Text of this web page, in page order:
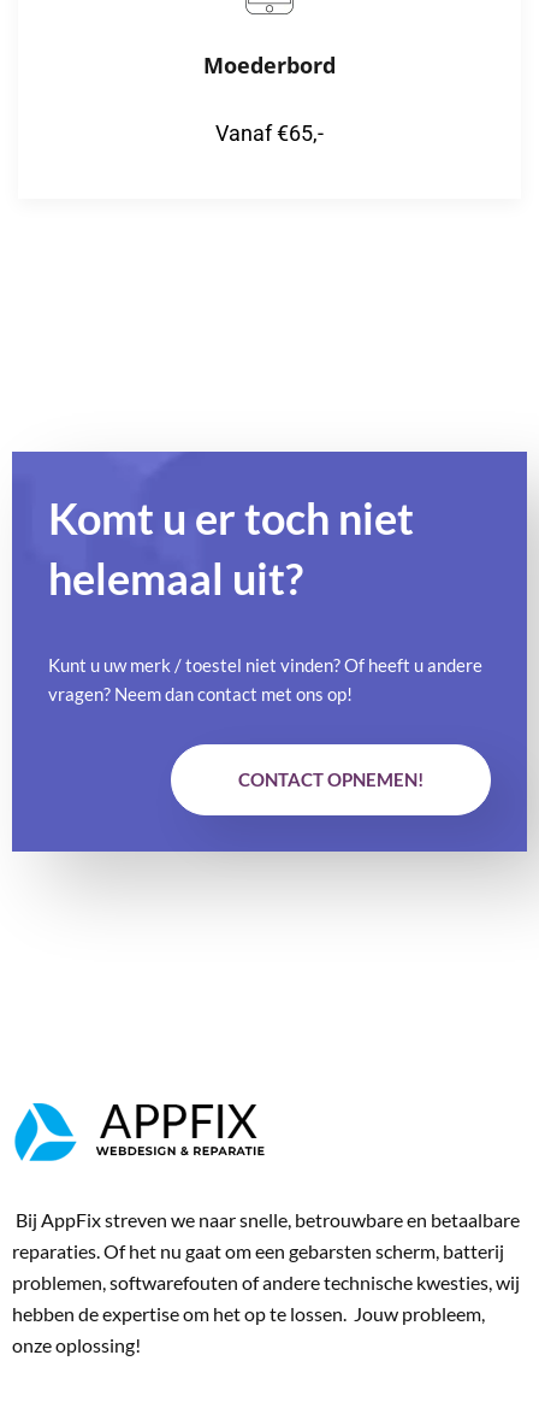
Moederbord
Vanaf €65,-
Komt u er toch niet
helemaal uit?
Kunt u uw merk / toestel niet vinden? Of heeft u andere
vragen? Neem dan contact met ons op!
CONTACT OPNEMEN!
Bij AppFix streven we naar snelle, betrouwbare en betaalbare
reparaties. Of het nu gaat om een gebarsten scherm, batterij
problemen, softwarefouten of andere technische kwesties, wij
hebben de expertise om het op te lossen. Jouw probleem,
onze oplossing!